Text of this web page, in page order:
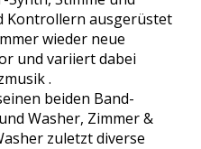
Kontrollern ausgerüstet
wieder neue
und variiert dabei
.
beiden Band-
Washer, Zimmer &
zuletzt diverse